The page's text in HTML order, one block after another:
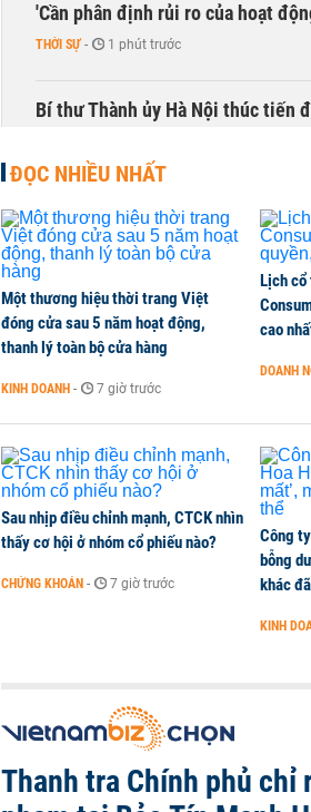
'Cần phân định rủi ro của hoạt
THỜI SỰ - 1 phút trước
Bí thư Thành ủy Hà Nội thúc tiến
CEO Viettel Store: Smartphone
của người dùng
CHUYỂN ĐỘNG THỊ TRƯỜNG - 1 phút trước
Chuyên gia quốc tế đánh giá tích
TÀI CHÍNH 1 phút trước
Ngân hàng Trung ương Trung
HÀNG HÓA - 1 phút trước
ĐỌC NHIỀU NHẤT
Một thương hiệu thời trang Việt
đóng cửa sau 5 năm hoạt động,
thanh lý toàn bộ cửa hàng
KINH DOANH - 7 giờ trước
Lịch
cao
DOANH
Sau nhịp điều chỉnh mạnh, CTCK nhìn
thấy cơ hội ở nhóm cổ phiếu nào?
CHỨNG KHOÁN - 7 giờ trước
Công
bỗng
khác
KINH
Thanh tra Chính phủ chỉ